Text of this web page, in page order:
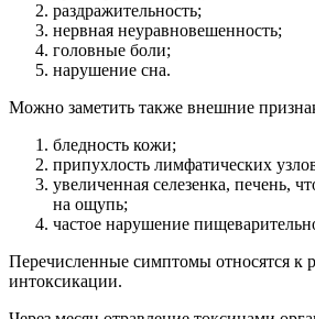
раздражительность;
нервная неуравновешенность;
головные боли;
нарушение сна.
Можно заметить также внешние
бледность кожи;
припухлость лимфатических
увеличенная селезенка, печень,
на ощупь;
частое нарушение
Перечисленные симптомы относятся к
интоксикации.